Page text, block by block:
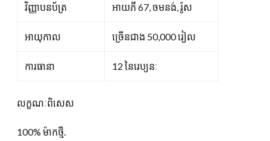
វិញ្ញាបនប័ត្រ អាយភី 67, ចមនង់, រ៉ូស
អាយុកាល ច្រើនជាង 50,000 រៀល
ការធានា 12 នៃរេប្យនៈ
លក្ខណៈពិសេស
100% ម៉ាកថ្មី.